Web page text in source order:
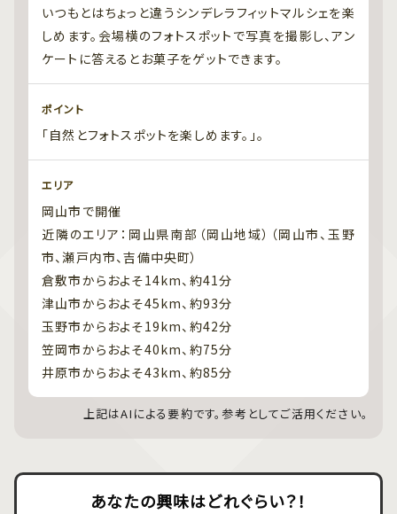
いつもとはちょっと違うシンデレラフィットマルシェを楽
しめます。会場横のフォトスポットで写真を撮影し、アン
ケートに答えるとお菓子をゲットできます。
ポイント
「自然とフォトスポットを楽しめます。」。
エリア
岡山市で開催
近隣のエリア：岡山県南部（岡山地域）（岡山市、玉野
市、瀬戸内市、吉備中央町）
倉敷市からおよそ14km、約41分
津山市からおよそ45km、約93分
玉野市からおよそ19km、約42分
笠岡市からおよそ40km、約75分
井原市からおよそ43km、約85分
上記はAIによる要約です。参考としてご活用ください。
あなたの興味はどれぐらい？！